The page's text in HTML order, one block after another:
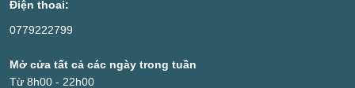
Điện thoai:
0779222799
Mở cửa tất cả các ngày trong tuần
Từ 8h00 - 22h00